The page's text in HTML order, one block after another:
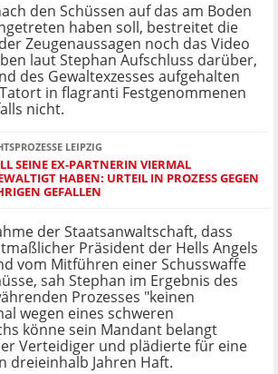
den Schüssen auf das am Boden
haben soll, bestreitet die
Zeugenaussagen noch das Video
laut Stephan Aufschluss darüber,
des Gewaltexzesses aufgehalten
in flagranti Festgenommenen
nicht.
LEIPZIG
SEINE EX-PARTNERIN VIERMAL
HABEN: URTEIL IN PROZESS GEGEN
GEFALLEN
der Staatsanwaltschaft, dass
Präsident der Hells Angels
vom Mitführen einer Schusswaffe
sah Stephan im Ergebnis des
Prozesses "keinen
wegen eines schweren
könne sein Mandant belangt
Verteidiger und plädierte für eine
dreieinhalb Jahren Haft.